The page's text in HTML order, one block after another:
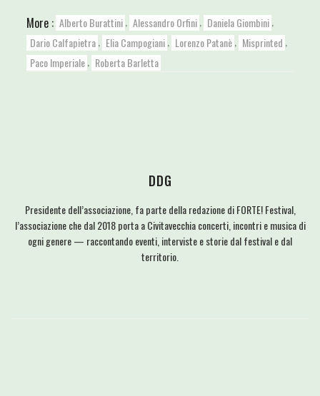
More : Alberto Burattini Alessandro Orfini Daniela Giombini
Dario Calfapietra
Elia Campogiani Lorenzo Patanè Misprinted
Paco Imperiale
Roberta Barletta
DDG
Presidente dell’associazione, fa parte della redazione di FORTE! Festival,
l’associazione che dal 2018 porta a Civitavecchia concerti, incontri e musica di
ogni genere — raccontando eventi, interviste e storie dal festival e dal
territorio.